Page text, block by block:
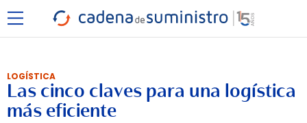
LOGÍSTICA
Las cinco claves para una logística
más eficiente